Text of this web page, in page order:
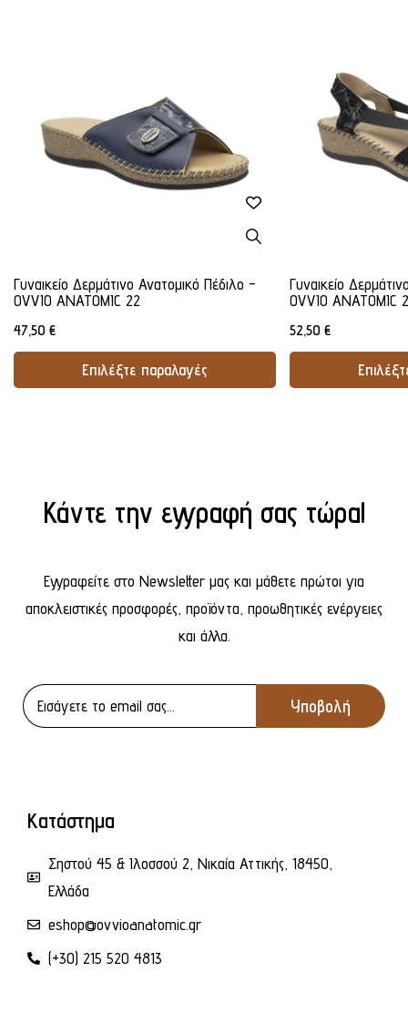
Γυναικείο Δερμάτινο Ανατομικό Πέδιλο -
OVVIO ANATOMIC 22
47,50 €
Επιλέξτε παραλαγές
Γυναικείο
OVVIO ANATOMIC
52,50 €
Κάντε την εγγραφή σας τώρα!
Εγγραφείτε στο Newsletter μας και μάθετε πρώτοι για
αποκλειστικές προσφορές, προϊόντα, προωθητικές ενέργειες
και άλλα.
Κατάστημα
Σηστού 45 & Ιλοσσού 2, Νικαία Αττικής, 18450,
Ελλάδα
eshop@ovvioanatomic.gr
(+30) 215 520 4813